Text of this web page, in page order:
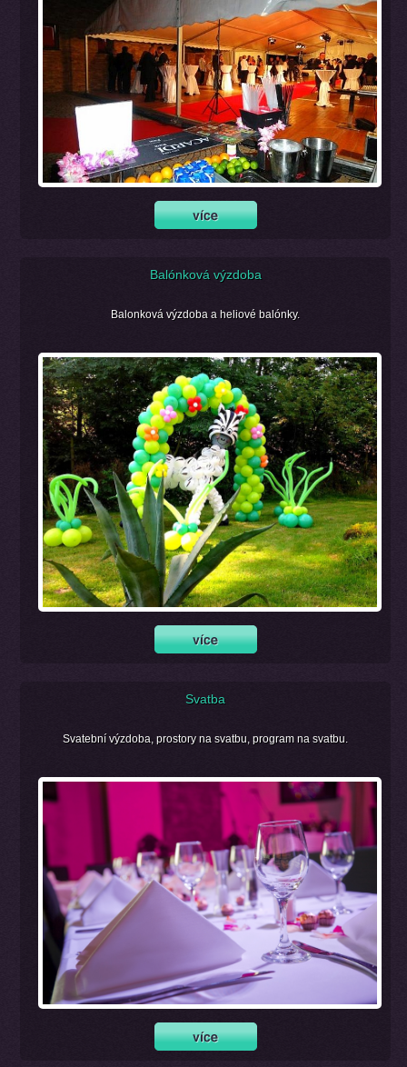
Balónková výzdoba
Balonková výzdoba a heliové balónky.
Svatba
Svatební výzdoba, prostory na svatbu, program na svatbu.